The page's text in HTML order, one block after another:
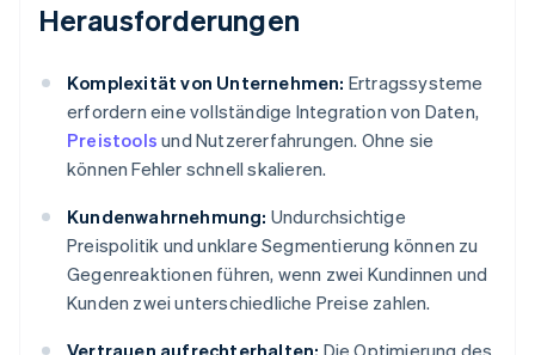
Herausforderungen
Komplexität von Unternehmen: Ertragssysteme
erfordern eine vollständige Integration von Daten,
Preistools und Nutzererfahrungen. Ohne sie
können Fehler schnell skalieren.
Kundenwahrnehmung: Undurchsichtige
Preispolitik und unklare Segmentierung können zu
Gegenreaktionen führen, wenn zwei Kundinnen und
Kunden zwei unterschiedliche Preise zahlen.